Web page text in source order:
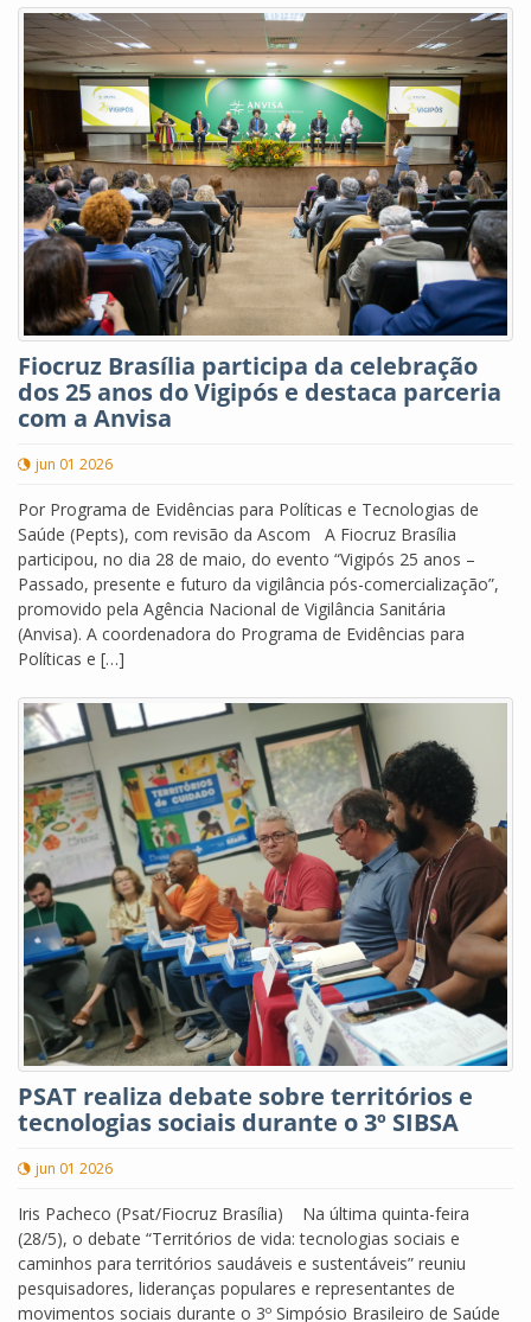
Fiocruz Brasília participa da celebração
dos 25 anos do Vigipós e destaca parceria
com a Anvisa
jun 01 2026
Por Programa de Evidências para Políticas e Tecnologias de
Saúde (Pepts), com revisão da Ascom A Fiocruz Brasília
participou, no dia 28 de maio, do evento “Vigipós 25 anos –
Passado, presente e futuro da vigilância pós-comercialização”,
promovido pela Agência Nacional de Vigilância Sanitária
(Anvisa). A coordenadora do Programa de Evidências para
Políticas e […]
PSAT realiza debate sobre territórios e
tecnologias sociais durante o 3º SIBSA
jun 01 2026
Iris Pacheco (Psat/Fiocruz Brasília) Na última quinta-feira
(28/5), o debate “Territórios de vida: tecnologias sociais e
caminhos para territórios saudáveis e sustentáveis” reuniu
pesquisadores, lideranças populares e representantes de
movimentos sociais durante o 3º Simpósio Brasileiro de Saúde